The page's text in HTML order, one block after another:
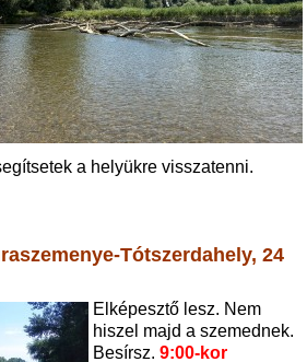
a helyükre visszatenni.
Tótszerdahely, 24
Elképesztő lesz. Nem
hiszel majd a szemednek.
Besírsz. 9:00-kor